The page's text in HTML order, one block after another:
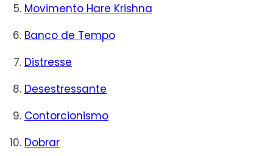
Movimento Hare Krishna
Banco de Tempo
Distresse
Desestressante
Contorcionismo
Dobrar